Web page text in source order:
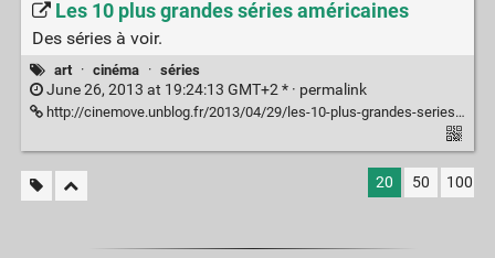
Les 10 plus grandes séries américaines
Des séries à voir.
art · cinéma · séries
June 26, 2013 at 19:24:13 GMT+2 * · permalink
http://cinemove.unblog.fr/2013/04/29/les-10-plus-grandes-series-americaines-%e2%80%93-01-twin-peaks/
20 50 100